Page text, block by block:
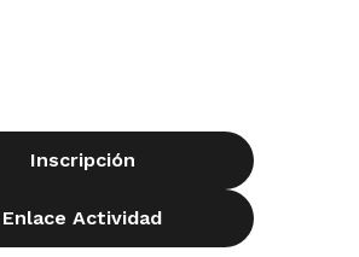
Inscripción
Enlace Actividad